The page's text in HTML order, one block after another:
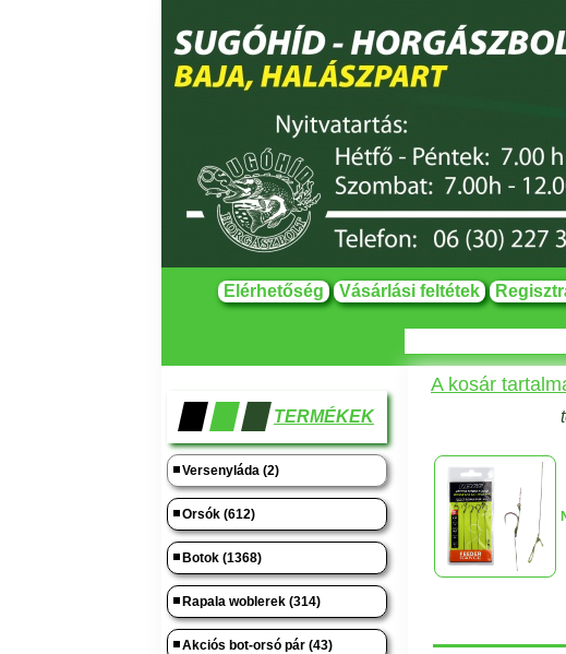
Elérhetőség Vásárlási feltétek
TERMÉKEK
Versenyláda (2)
Orsók (612)
Botok (1368)
Rapala woblerek (314)
Akciós bot-orsó pár (43)
A kosár